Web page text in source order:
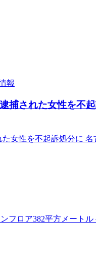
報
捕された女性を不
女性を不起訴処分に
ロア382平方メートル